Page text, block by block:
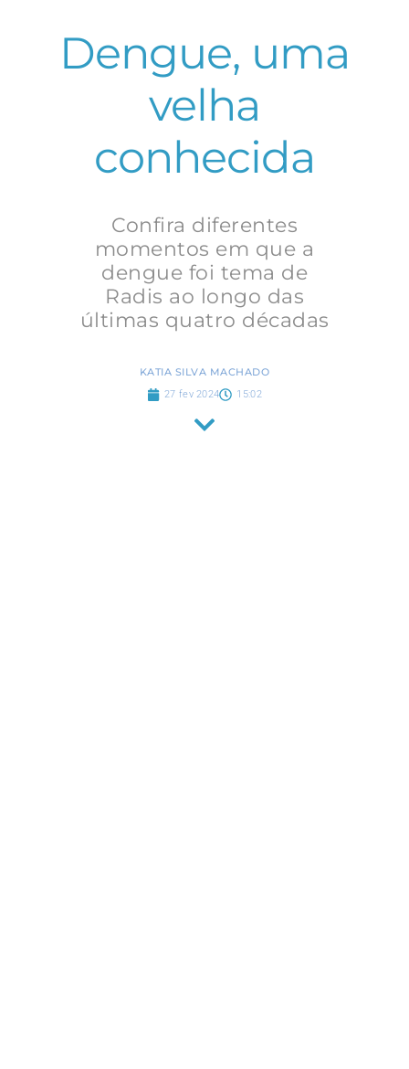
Dengue, uma
velha
conhecida
Confira diferentes
momentos em que a
dengue foi tema de
Radis ao longo das
últimas quatro décadas
KATIA SILVA MACHADO
27 fev 2024 15:02